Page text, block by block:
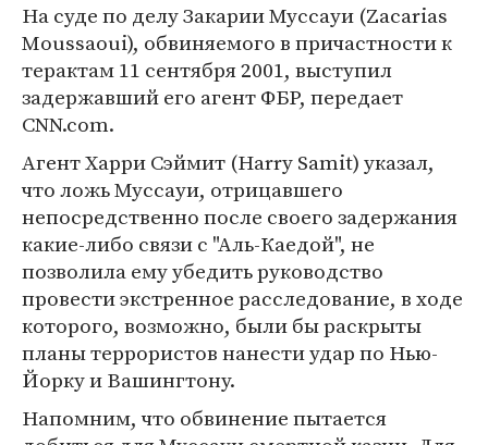
На суде по делу Закарии Муссауи (Zacarias
Moussaoui), обвиняемого в причастности к
терактам 11 сентября 2001, выступил
задержавший его агент ФБР, передает
CNN.com.
Агент Харри Сэймит (Harry Samit) указал,
что ложь Муссауи, отрицавшего
непосредственно после своего задержания
какие-либо связи с "Аль-Каедой", не
позволила ему убедить руководство
провести экстренное расследование, в ходе
которого, возможно, были бы раскрыты
планы террористов нанести удар по Нью-
Йорку и Вашингтону.
Напомним, что обвинение пытается